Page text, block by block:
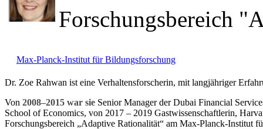
Forschungsbereich
Max-Planck-Institut für Bildungsforschung
Dr. Zoe Rahwan ist eine Verhaltensforscherin, mit langjähriger
Von 2008–2015 war sie Senior Manager der Dubai Financial
School of Economics, von 2017 – 2019 Gastwissenschaftlerin,
Forschungsbereich „Adaptive Rationalität“ am Max-Planck-Institut